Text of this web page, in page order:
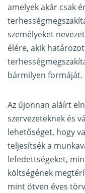
amelyek akár csak
személyeket
élére, akik
bármilyen formáját.
Az újonnan aláírt
szervezeteknek és
lehetőséget, hogy
teljesítsék a
lefedettségeket,
költségének
mint ötven éves